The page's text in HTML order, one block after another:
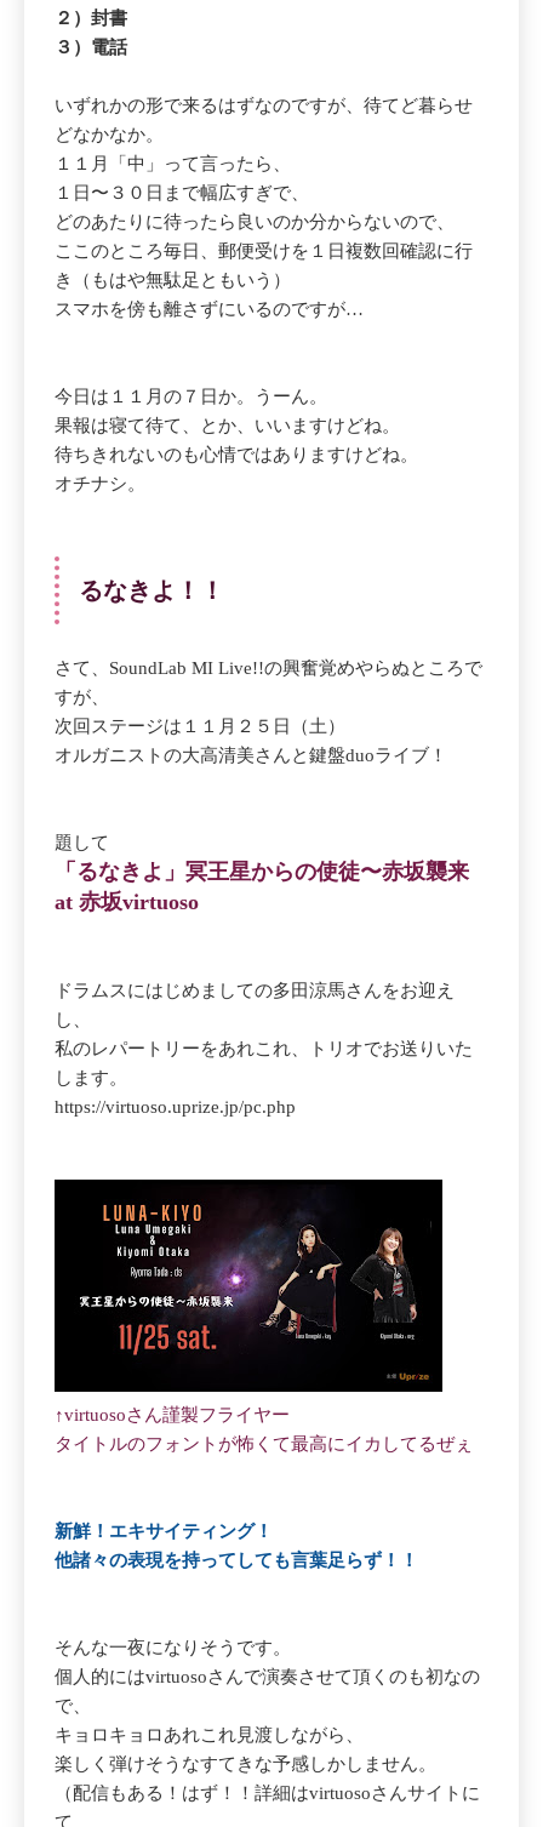
２）封書
３）電話
いずれかの形で来るはずなのですが、待てど暮らせ
どなかなか。
１１月「中」って言ったら、
１日〜３０日まで幅広すぎで、
どのあたりに待ったら良いのか分からないので、
ここのところ毎日、郵便受けを１日複数回確認に行
き（もはや無駄足ともいう）
スマホを傍も離さずにいるのですが…
今日は１１月の７日か。うーん。
果報は寝て待て、とか、いいますけどね。
待ちきれないのも心情ではありますけどね。
オチナシ。
るなきよ！！
さて、SoundLab MI Live!!の興奮覚めやらぬところで
すが、
次回ステージは１１月２５日（土）
オルガニストの大高清美さんと鍵盤duoライブ！
題して
「るなきよ」冥王星からの使徒〜赤坂襲来
at 赤坂virtuoso
ドラムスにはじめましての多田涼馬さんをお迎え
し、
私のレパートリーをあれこれ、トリオでお送りいた
します。
https://virtuoso.uprize.jp/pc.php
↑virtuosoさん謹製フライヤー
タイトルのフォントが怖くて最高にイカしてるぜぇ
新鮮！エキサイティング！
他諸々の表現を持ってしても言葉足らず！！
そんな一夜になりそうです。
個人的にはvirtuosoさんで演奏させて頂くのも初なの
で、
キョロキョロあれこれ見渡しながら、
楽しく弾けそうなすてきな予感しかしません。
（配信もある！はず！！詳細はvirtuosoさんサイトに
て